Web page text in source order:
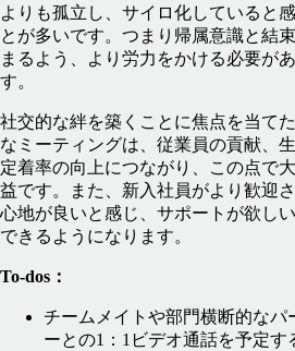
よりも孤立し、サイロ化していると
とが多いです。つまり帰属意識と結
まるよう、より労力をかける必要が
す。
社交的な絆を築くことに焦点を当て
なミーティングは、従業員の貢献、生
定着率の向上につながり、この点で
益です。また、新入社員がより歓迎
心地が良いと感じ、サポートが欲し
できるようになります。
To-dos：
チームメイトや部門横断的なパ
ーとの1：1ビデオ通話を予定す